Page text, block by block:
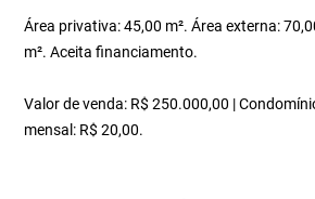
Área privativa: 45,00 m². Área externa:
m². Aceita financiamento.
Valor de venda: R$ 250.000,00 |
mensal: R$ 20,00.